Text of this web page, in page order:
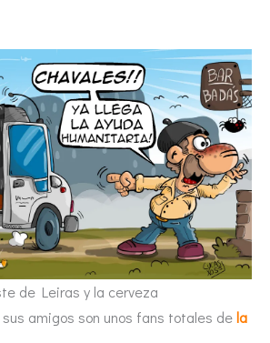
de Leiras y la cerveza
amigos son unos fans totales dela